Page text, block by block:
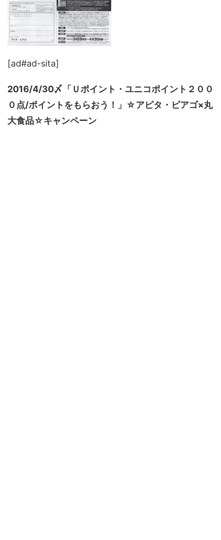
[ad#ad-sita]
2016/4/30〆「Ｕポイント・ユニコポイント２００
０点/ポイントをもらおう！」☆アピタ・ピアゴ×丸
大食品☆キャンペーン